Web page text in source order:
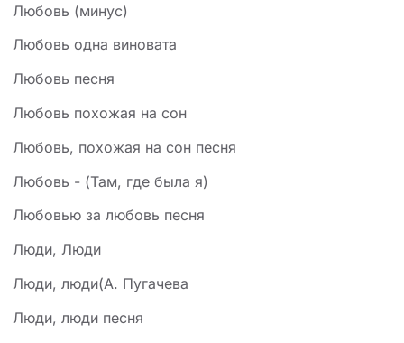
Любовь (минус)
Любовь одна виновата
Любовь песня
Любовь похожая на сон
Любовь, похожая на сон песня
Любовь - (Там, где была я)
Любовью за любовь песня
Люди, Люди
Люди, люди(А. Пугачева
Люди, люди песня